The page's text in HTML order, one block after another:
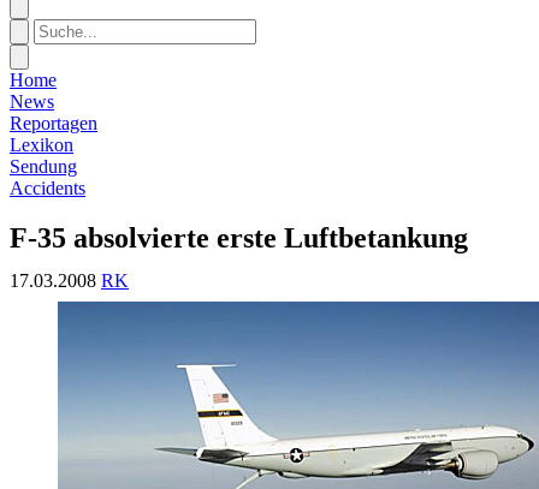
Home
News
Reportagen
Lexikon
Sendung
Accidents
F-35 absolvierte erste Luftbetankung
17.03.2008 RK